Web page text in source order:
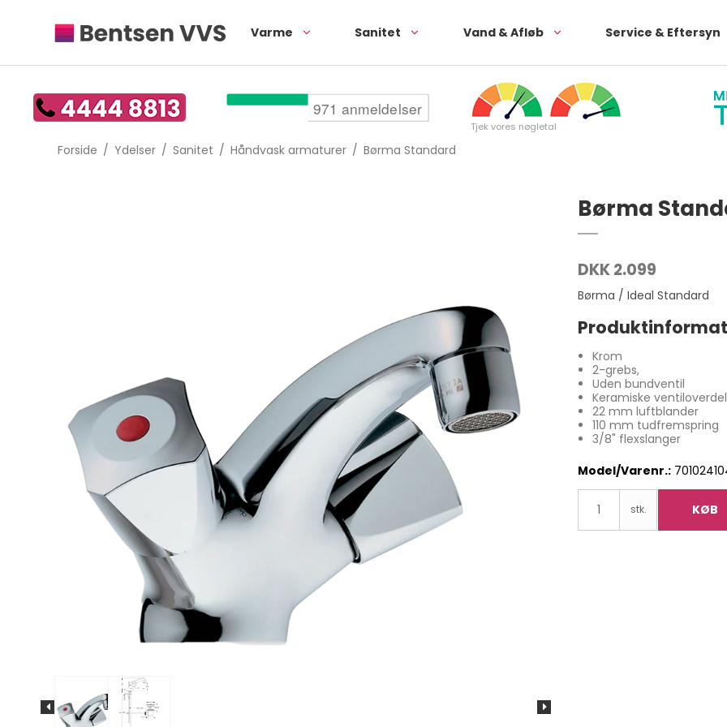
Varme Sanitet Vand & Afløb Service & Eftersyn
Tjek vores nøgletal
Forside / Ydelser / Sanitet / Håndvask armaturer / Børma Standard
Børma
DKK 2.099
Børma / Ideal Standard
Krom
2-grebs,
Uden bundventil
Keramiske
22 mm luftblander
110 mm tudfremspring
3/8" flexslanger
Model/Varenr.:
stk. KØB